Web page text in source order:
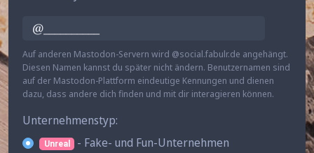
@__________
Auf anderen Mastodon-Servern wird @social.fabulr.de angehängt.
Diesen Namen kannst du später nicht ändern. Benutzernamen sind
auf der Mastodon-Plattform eindeutige Kennungen und dienen
dazu, dass andere dich finden und mit dir interagieren können.
Unternehmenstyp
Unreal - Fake- und Fun-Unternehmen